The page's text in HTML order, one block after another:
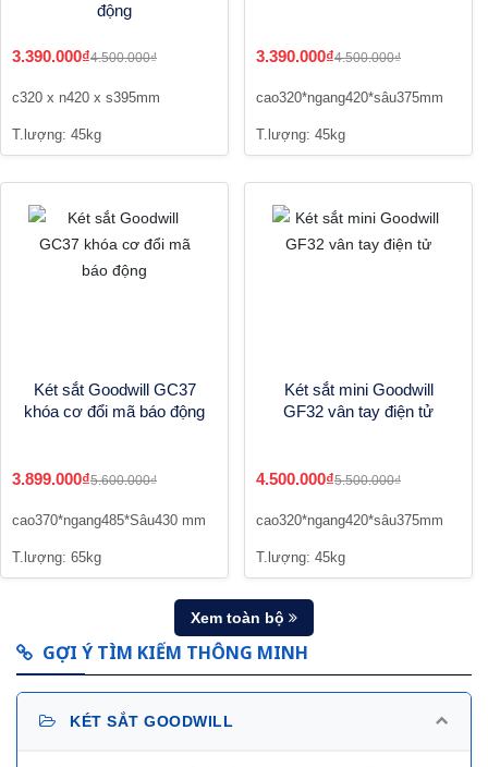
động
3.390.000₫4.500.000₫
c320 x n420 x s395mm
T.lượng: 45kg
3.390.000₫4.500.000₫
cao320*ngang420*sâu375mm
T.lượng: 45kg
Két sắt Goodwill GC37
khóa cơ đổi mã báo động
3.899.000₫5.600.000₫
cao370*ngang485*Sâu430 mm
T.lượng: 65kg
Két sắt mini Goodwill
GF32 vân tay điện tử
4.500.000₫5.500.000₫
cao320*ngang420*sâu375mm
T.lượng: 45kg
Xem toàn bộ
GỢI Ý TÌM KIẾM THÔNG MINH
KÉT SẮT GOODWILL